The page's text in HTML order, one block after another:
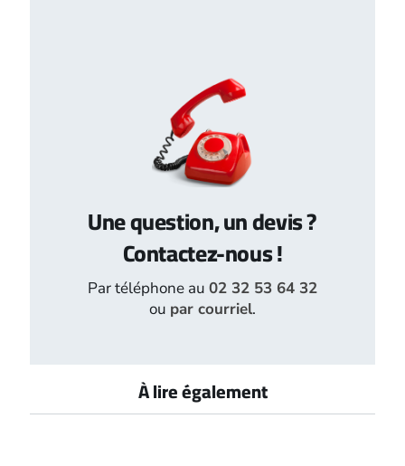
Une question, un devis ?
Contactez-nous !
Par téléphone au 02 32 53 64 32
ou par courriel.
À lire également